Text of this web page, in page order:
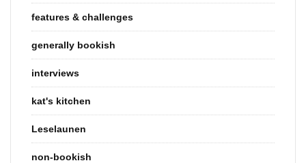
features & challenges
generally bookish
interviews
kat's kitchen
Leselaunen
non-bookish